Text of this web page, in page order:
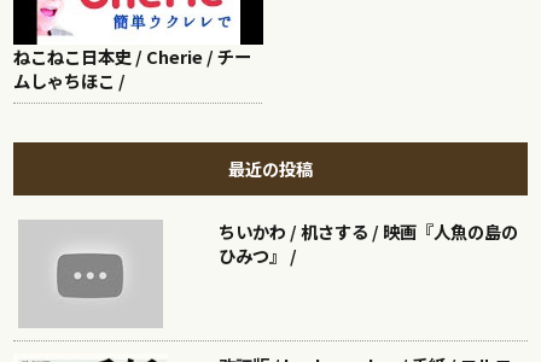
ねこねこ日本史 / Cherie / チー
ムしゃちほこ /
最近の投稿
ちいかわ / 机さする / 映画『人魚の島の
ひみつ』 /